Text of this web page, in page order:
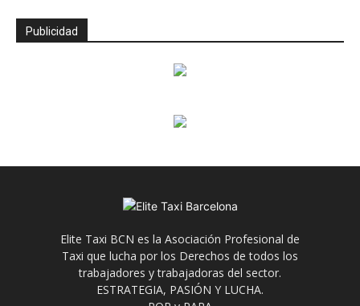
Publicidad
Elite Taxi BCN es la Asociación Profesional de
Taxi que lucha por los Derechos de todos los
trabajadores y trabajadoras del sector.
ESTRATEGIA, PASIÓN Y LUCHA.